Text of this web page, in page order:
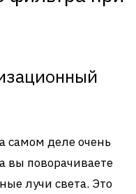
самом деле очень
вы поворачиваете
лучи света. Это